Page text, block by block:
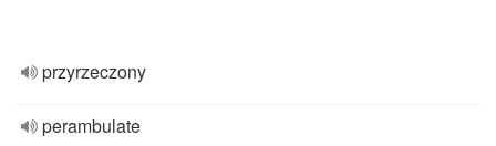
przyrzeczony
perambulate